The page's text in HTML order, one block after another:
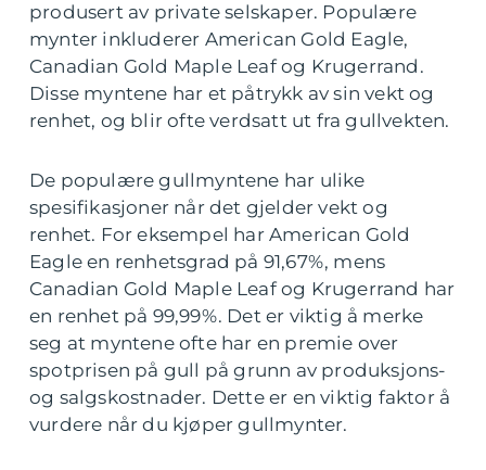
produsert av private selskaper. Populære
mynter inkluderer American Gold Eagle,
Canadian Gold Maple Leaf og Krugerrand.
Disse myntene har et påtrykk av sin vekt og
renhet, og blir ofte verdsatt ut fra gullvekten.
De populære gullmyntene har ulike
spesifikasjoner når det gjelder vekt og
renhet. For eksempel har American Gold
Eagle en renhetsgrad på 91,67%, mens
Canadian Gold Maple Leaf og Krugerrand har
en renhet på 99,99%. Det er viktig å merke
seg at myntene ofte har en premie over
spotprisen på gull på grunn av produksjons-
og salgskostnader. Dette er en viktig faktor å
vurdere når du kjøper gullmynter.